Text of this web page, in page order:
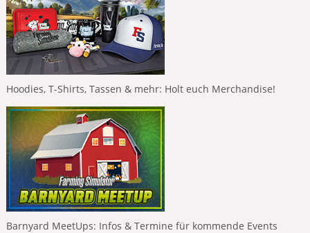
Hoodies, T-Shirts, Tassen & mehr: Holt euch Merchandise!
Barnyard MeetUps: Infos & Termine für kommende Events